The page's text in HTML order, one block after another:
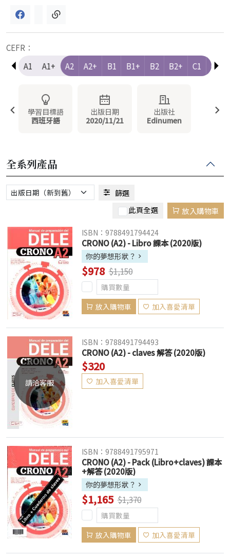
CEFR：
A1
A1 A1+ A2 A2+ B1 B1+ B2 B2+ C1 C1+
學習目標語
西班牙語
出版日期
2020/11/21
出版社
Edinumen
全系列產品
篩選
此頁全選
放入購物車
ISBN：9788491794424
CRONO (A2) - Libro 課本 (2020版)
你的夢想形狀？
$978 $1,150
放入購物車 加入喜愛清單
請洽客服
ISBN：9788491794493
CRONO (A2) - claves 解答 (2020版)
$320
加入喜愛清單
ISBN：9788491795971
CRONO (A2) - Pack (Libro+claves) 課本
+解答 (2020版)
你的夢想形狀？
$1,165 $1,370
放入購物車 加入喜愛清單